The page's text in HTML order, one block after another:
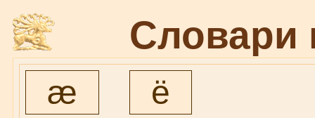
Словари
æ ё